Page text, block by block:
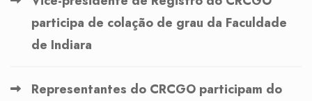
participa de colação de grau da Faculdade
de Indiara
Representantes do CRCGO participam do